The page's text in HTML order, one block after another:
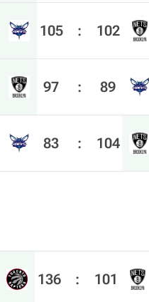
105 : 102
97 : 89
83 : 104
136 : 101